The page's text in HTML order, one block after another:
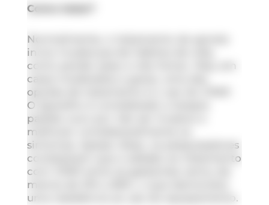
Como tratar?
Normalmente, o tratamento da apneia
inclui mudanças de hábitos de vida,
como perder peso e não fumar. Mas, em
casos moderados a grave, uma das
opções de tratamento é o uso do CPAP.
O aparelho é considerado a terapia
padrão ouro por não ser invasivo e
melhorar consideravelmente os
sintomas. Apesar disso, os pesquisadores
constataram que a adesão ao tratamento
com CPAP entre as gestantes variou de
menos de 10% a 85%, o que demonstra
uma resistência ao uso do equipamento.